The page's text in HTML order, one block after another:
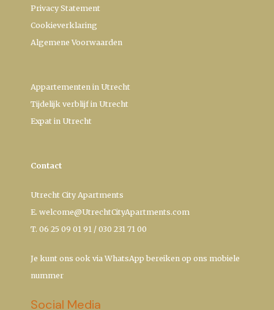
Privacy Statement
Cookieverklaring
Algemene Voorwaarden
Appartementen in Utrecht
Tijdelijk verblijf in Utrecht
Expat in Utrecht
Contact
Utrecht City Apartments
E. welcome@UtrechtCityApartments.com
T. 06 25 09 01 91 / 030 231 71 00
Je kunt ons ook via WhatsApp bereiken op ons mobiele
nummer
Social Media